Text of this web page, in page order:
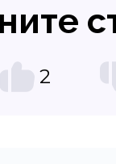
2